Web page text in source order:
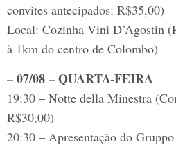
convites antecipados: R$35,00)
Local: Cozinha Vini D’Agostin
à 1km do centro de Colombo)
– 07/08 – QUARTA-FEIRA
19:30 – Notte della Minestra
R$30,00)
20:30 – Apresentação do